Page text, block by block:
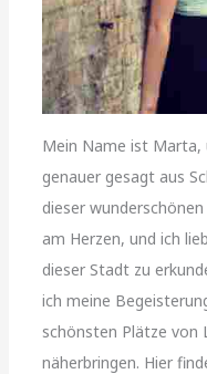
Mein Name ist Marta,
genauer gesagt aus
dieser
am Herzen, und ich
dieser Stadt zu
ich meine
schönsten Plätze von
näherbringen. Hier